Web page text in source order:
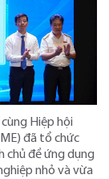
Hiệp hội
đã tổ chức
chủ đề ứng dụng
nhỏ và vừa